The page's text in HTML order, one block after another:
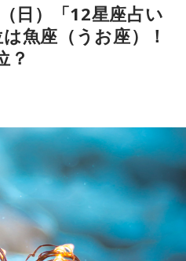
ー」を暗示しています。あな
り先に、その時の衝動でとっ
では、いちばん人間らしいか
ことも多いですが、一呼吸置
神様!?」
暗示しています。あなたは極
、状況を一歩引いて見極める
れず、俯瞰して考えられるタ
ぎると近寄りがたく見られる
なってみましょう。
め、前年最下位からの日本
遂げた。
クルトが誇る球界のレジェン
に神宮球場で行われる「ヤ
送ショウアップナイター』の
場する。現役時代は『ニッポ
の事前情報番組でレギュラー
ポン放送リスナーにはお馴染
ショウアップナイター』で解
13年ぶりとなる。
日）「12星座占い
魚座（うお座）！
？